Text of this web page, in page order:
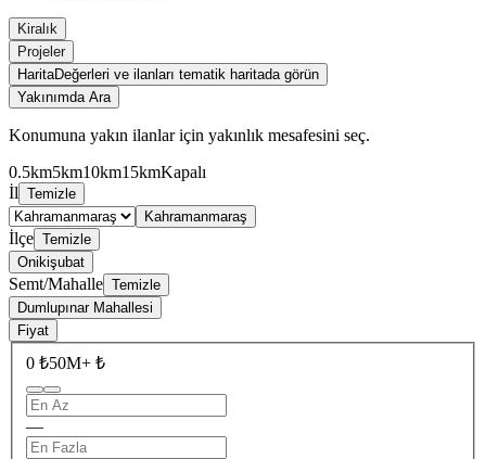
Kiralık
Projeler
HaritaDeğerleri ve ilanları tematik haritada görün
Yakınımda Ara
Konumuna yakın ilanlar için yakınlık mesafesini seç.
0.5km5km10km15kmKapalı
İl Temizle
Kahramanmaraş
İlçe Temizle
Onikişubat
Semt/Mahalle Temizle
Dumlupınar Mahallesi
Fiyat
0 ₺50M+ ₺
—